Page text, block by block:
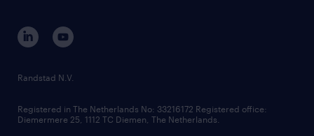
corporate governance
randstad innovation fund
country websites
Randstad N.V.
Registered in The Netherlands No: 33216172 Registered office:
Diemermere 25, 1112 TC Diemen, The Netherlands.